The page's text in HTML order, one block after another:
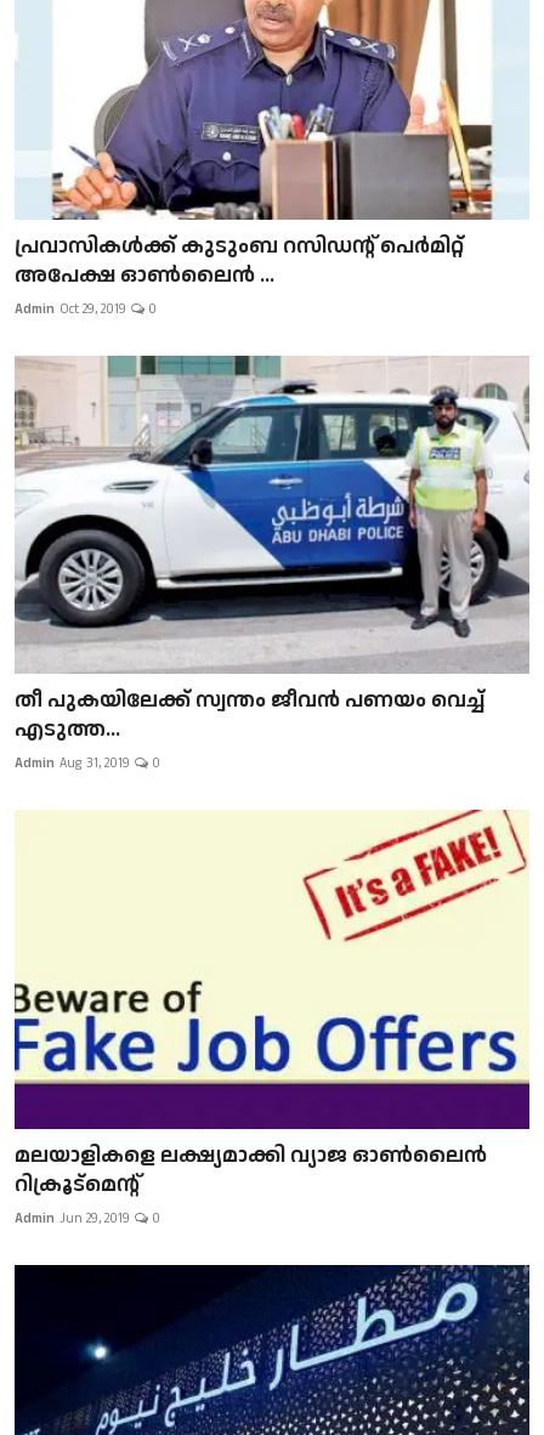
പ്രവാസികള്‍ക്ക് കുടുംബ റസിഡന്റ് പെർമിറ്റ്
അപേക്ഷ ഓൺലൈൻ ...
Admin Oct 29, 2019 0
​​​​​​​തീ പുകയിലേക്ക് സ്വന്തം ജീവന്‍ പണയം വെച്ച്
എടുത്ത...
Admin Aug 31, 2019 0
മലയാളികളെ ലക്ഷ്യമാക്കി വ്യാജ ഓൺലൈൻ
റിക്രൂട്മെന്റ്
Admin Jun 29, 2019 0